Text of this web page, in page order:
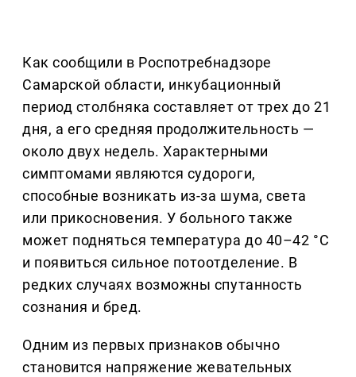
Как сообщили в Роспотребнадзоре
Самарской области, инкубационный
период столбняка составляет от трех до 21
дня, а его средняя продолжительность —
около двух недель. Характерными
симптомами являются судороги,
способные возникать из-за шума, света
или прикосновения. У больного также
может подняться температура до 40–42 °С
и появиться сильное потоотделение. В
редких случаях возможны спутанность
сознания и бред.
Одним из первых признаков обычно
становится напряжение жевательных